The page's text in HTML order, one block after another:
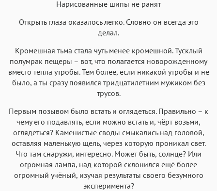
Аа
Roboto Garamond
Аа
Fira Sans Times
Аа Аа Аа Аа
Аа
Helvetica Neue
Аа Аа Аа
Times New Roman
Аа Аа Аа Аа
Нарисованные шипы не ранят
Открыть глаза оказалось легко. Словно он всегда это
делал.
Кромешная тьма стала чуть менее кромешной. Тусклый
полумрак пещеры – вот, что полагается новорожденному
вместо тепла утробы. Тем более, если никакой утробы и не
было, а ты сразу появился тридцатилетним мужиком без
трусов.
Первым позывом было встать и оглядеться. Правильно – к
чему его подавлять, если можно встать и, чёрт возьми,
оглядеться? Каменистые своды смыкались над головой,
оставляя маленькую щель, через которую проникал свет.
Что там снаружи, интересно. Может быть, солнце? Или
огромная лампа, над которой склонился ещё более
огромный учёный, изучая результаты своего безумного
эксперимента?